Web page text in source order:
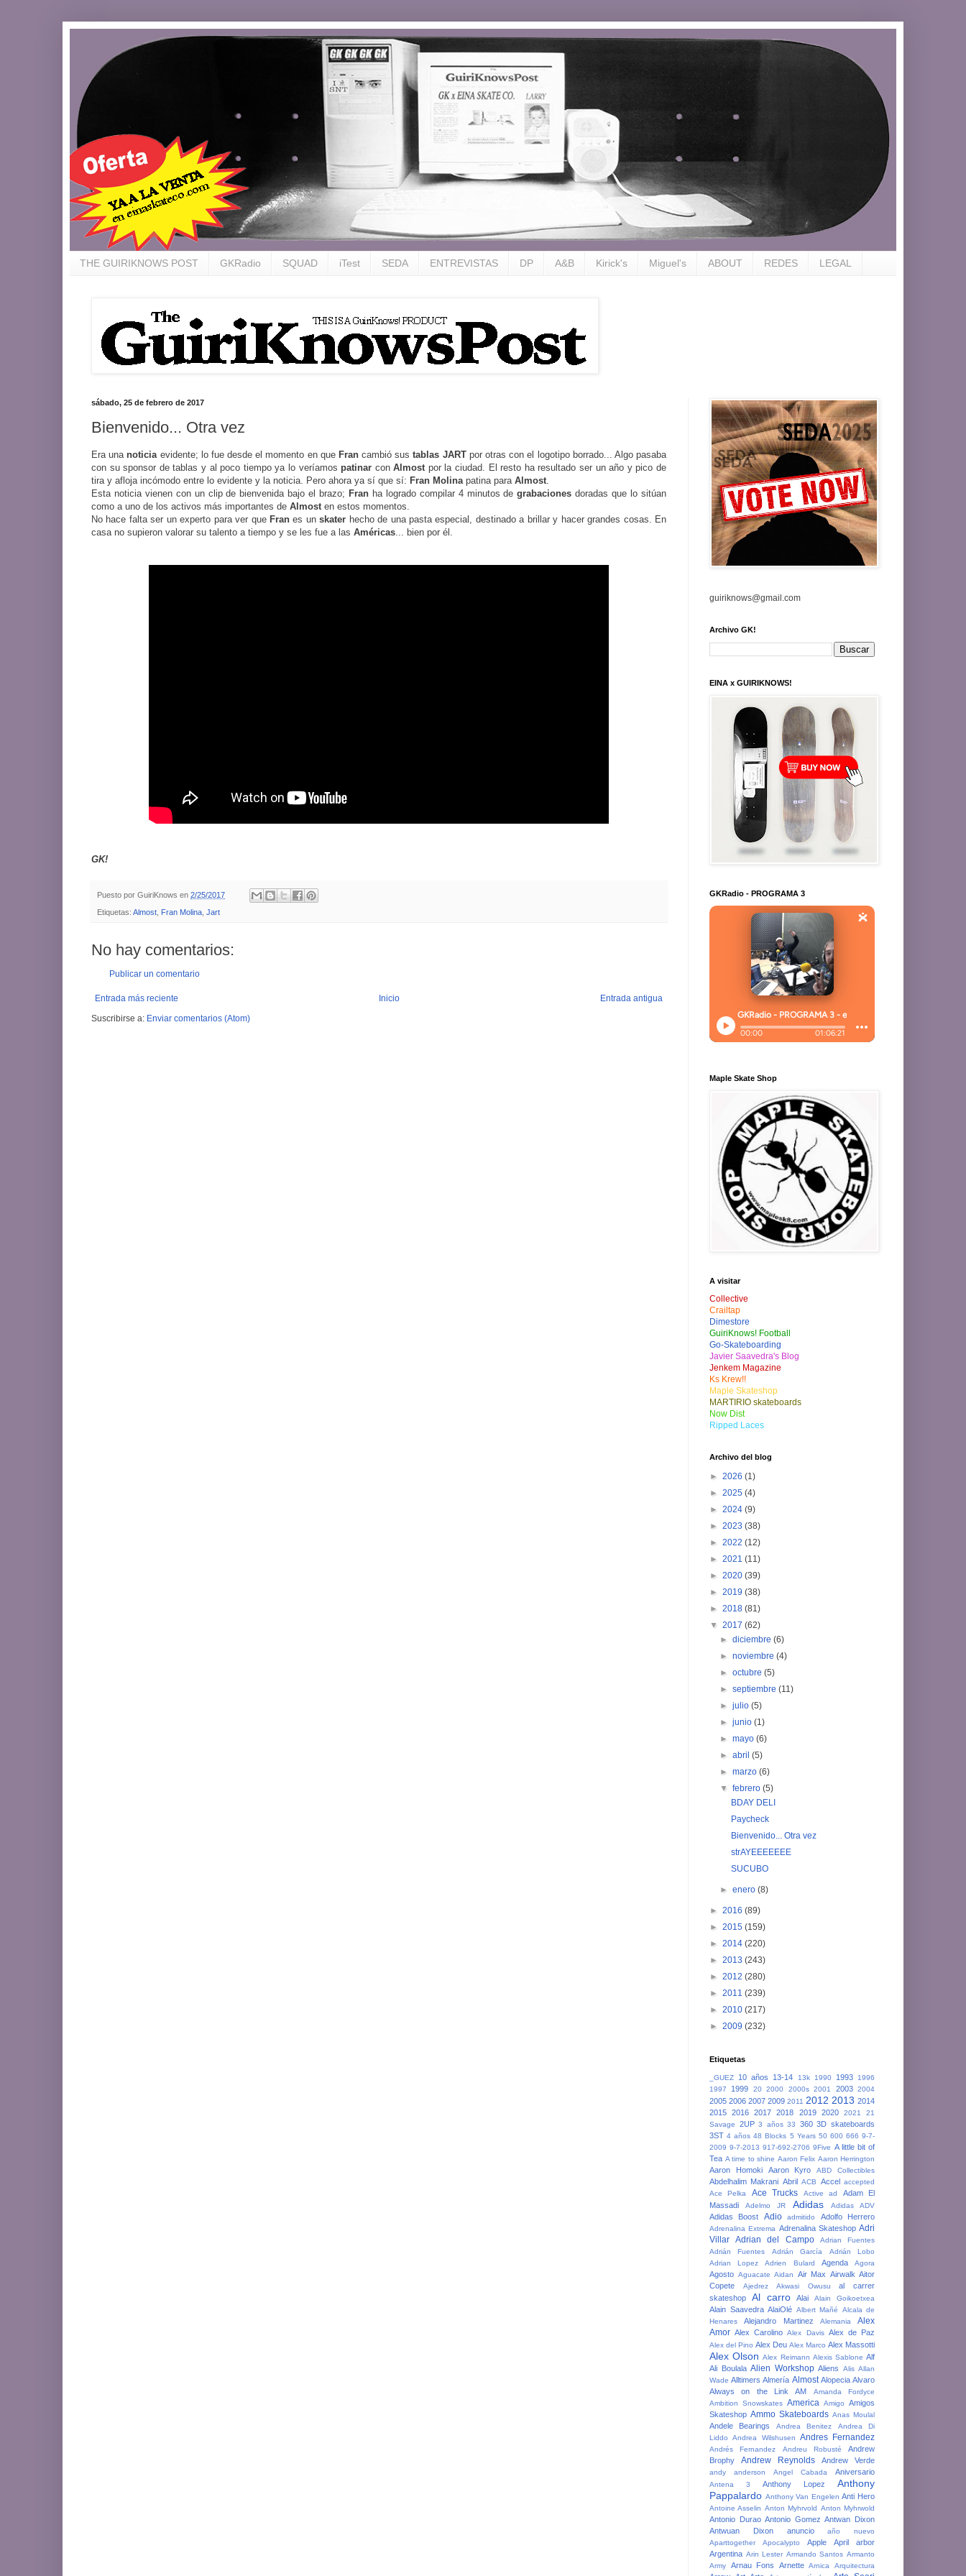
THE GUIRIKNOWS POST GKRadio SQUAD iTest SEDA ENTREVISTAS DP A&B Kirick's Miguel's ABOUT REDES LEGAL
sábado, 25 de febrero de 2017
Bienvenido... Otra vez
Era una noticiaevidente; lo fue desde el momento en que Francambió sustablas JARTpor otras con el logotipo borrado... Algo pasaba
con su sponsor de tablas y al poco tiempo ya lo veríamos patinar conAlmostpor la ciudad. El resto ha resultado ser un año y pico de
tira y afloja incómodo entre lo evidente y la noticia. Pero ahora ya sí que sí: Fran Molinapatina para Almost.
Esta noticia vienen con un clip de bienvenida bajo el brazo; Fran ha logrado compilar 4 minutos degrabaciones doradas que lo sitúan
como a uno de los activos más importantes de Almosten estos momentos.
No hace falta ser un experto para ver que Franes unskater hecho de una pasta especial, destinado a brillar y hacer grandes cosas. En
casa no supieron valorar su talento a tiempo y se les fue a las Américas... bien por él.
GK!
Puesto por GuiriKnows en 2/25/2017
Etiquetas: Almost Fran Molina Jart
No hay comentarios:
Publicar un comentario
Entrada más reciente Entrada antigua
Inicio
Suscribirse a: Enviar comentarios (Atom)
guiriknows@gmail.com
Archivo GK!
EINA x GUIRIKNOWS!
GKRadio - PROGRAMA 3
Maple Skate Shop
A visitar
Collective
Crailtap
Dimestore
GuiriKnows! Football
Go-Skateboarding
Javier Saavedra's Blog
Jenkem Magazine
Ks Krew!!
Maple Skateshop
MARTIRIO skateboards
Now Dist
Ripped Laces
Archivo del blog
► 2026 (1)
► 2025 (4)
► 2024 (9)
► 2023 (38)
► 2022 (12)
► 2021 (11)
► 2020 (39)
► 2019 (38)
► 2018 (81)
▼ 2017 (62)
►diciembre(6)
►noviembre(4)
►octubre(5)
►septiembre(11)
►julio(5)
►junio(1)
►mayo(6)
►abril(5)
►marzo(6)
▼febrero(5)
BDAY DELI
Paycheck
Bienvenido... Otra vez
strAYEEEEEEE
SUCUBO
►enero(8)
► 2016 (89)
► 2015 (159)
► 2014 (220)
► 2013 (243)
► 2012 (280)
► 2011 (239)
► 2010 (217)
► 2009 (232)
Etiquetas
_GUEZ 10 años 13-14 13k 1990 1993
1996
1997
1999 20 2000 2000s 2001 2003 2004
2005 2006 2007 2009 2011 2012 2013 2014
2015 2016 2017 2018 2019 2020 2021
21
Savage
2UP 3 años 33 360 3D skateboards
3ST 4 años 48 Blocks 5 Years 50 600 666 9-7-
2009 9-7-2013 917-692-2706 9Five A little bit of
Tea A time to shine Aaron Felix Aaron Herrington
Aaron Homoki Aaron Kyro ABD Collectibles
Abdelhalim Makrani Abril ACB Accel accepted
Ace Pelka
Ace Trucks Active ad
Adam El
Massadi
Adelmo JR Adidas Adidas ADV
Adidas Boost Adio admitido Adolfo Herrero
Adrenalina Extrema Adrenalina Skateshop Adri
Villar Adrian del Campo
Adrian Fuentes
Adrián Fuentes
Adrián García
Adrián Lobo
Adrian Lopez
Adrien Bulard Agenda Agora
Agosto Aguacate Aidan Air Max Airwalk Aitor
Copete
Ajedrez Akwasi Owusu
al carrer
skateshop
Al carro Alai Alain Goikoetxea
Alain Saavedra AlaiOlé Albert Mañé
Alcala de
Henares
Alejandro Martinez Alemania
Alex
Amor Alex Carolino Alex Davis Alex de Paz
Alex del Pino Alex Deu Alex Marco Alex Massotti
Alex Olson Alex Reimann Alexis Sablone Alf
Ali Boulala Alien Workshop Aliens Alis Allan
Wade Alltimers Almería Almost Alopecia Alvaro
Always on the Link
AM
Amanda Fordyce
Ambition Snowskates America Amigo
Amigos
Skateshop Ammo Skateboards Anas Moulal
Andele Bearings Andrea Benitez
Andrea Di
Liddo
Andrea Wilshusen Andres Fernandez
Andrés Fernandez Andreu Robusté
Andrew
Brophy
Andrew Reynolds Andrew Verde
andy anderson Angel Cabada Aniversario
Antena 3 Anthony Lopez
Anthony
Pappalardo Anthony Van Engelen Anti Hero
Antoine Asselin Anton Myhrvold Anton Myhrwold
Antonio Durao Antonio Gomez Antwan Dixon
Antwuan Dixon
anuncio
año nuevo
Aparttogether
Apocalypto Apple April
arbor
Argentina Arin Lester Armando Santos Armanto
Army
Arnau Fons Arnette Arnica Arquitectura